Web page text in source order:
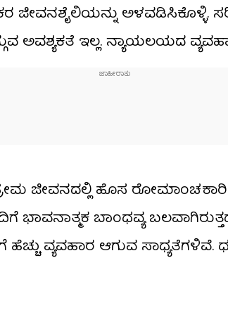
ಜೀವನಶೈಲಿಯನ್ನು
ಅವಶ್ಯಕತೆ ಇಲ್ಲ. ನ್ಯಾಯಲಯದ
ಜೀವನದಲ್ಲಿ ಹೊಸ
ಭಾವನಾತ್ಮಕ ಬಾಂಧವ್ಯ
ಹೆಚ್ಚು ವ್ಯವಹಾರ ಆಗುವ